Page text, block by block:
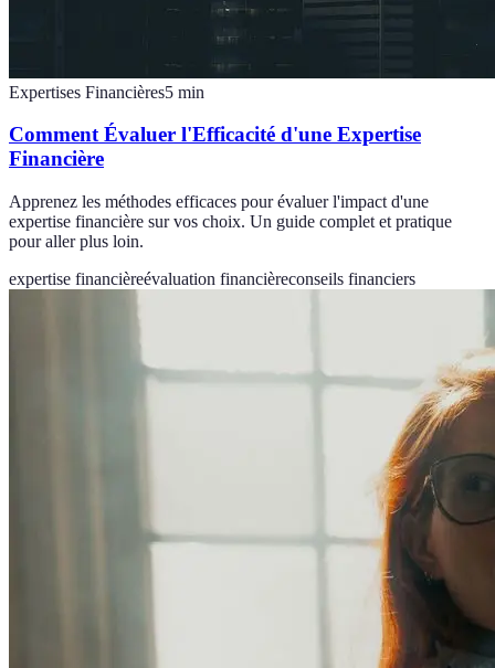
Expertises Financières5 min
Comment Évaluer l'Efficacité d'une Expertise
Financière
Apprenez les méthodes efficaces pour évaluer l'impact d'une
expertise financière sur vos choix. Un guide complet et pratique
pour aller plus loin.
expertise financièreévaluation financièreconseils financiers